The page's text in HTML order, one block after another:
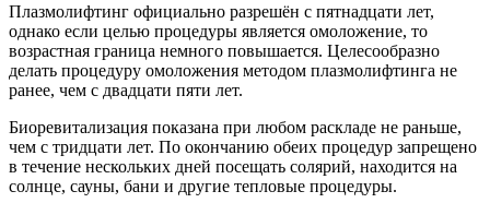
Плазмолифтинг официально разрешён с пятнадцати лет,
однако если целью процедуры является омоложение, то
возрастная граница немного повышается. Целесообразно
делать процедуру омоложения методом плазмолифтинга не
ранее, чем с двадцати пяти лет.
Биоревитализация показана при любом раскладе не раньше,
чем с тридцати лет. По окончанию обеих процедур запрещено
в течение нескольких дней посещать солярий, находится на
солнце, сауны, бани и другие тепловые процедуры.